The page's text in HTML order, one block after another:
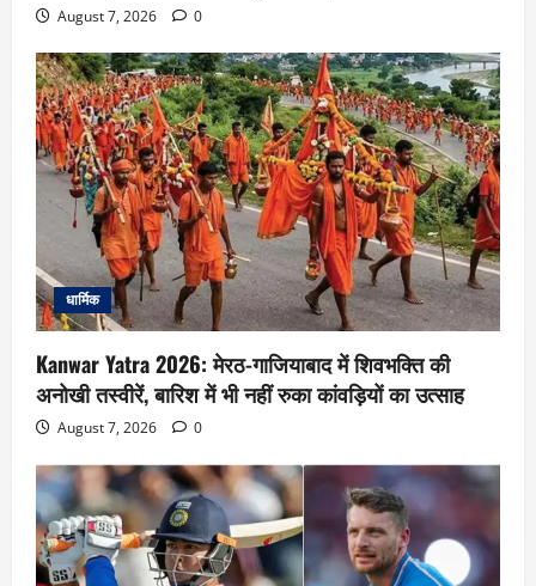
August 7, 2026 0
धार्मिक
Kanwar Yatra 2026: मेरठ-गाजियाबाद में शिवभक्ति की
अनोखी तस्वीरें, बारिश में भी नहीं रुका कांवड़ियों का उत्साह
August 7, 2026 0